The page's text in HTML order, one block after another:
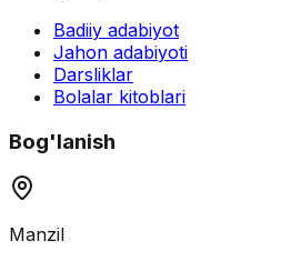
Badiiy adabiyot
Jahon adabiyoti
Darsliklar
Bolalar kitoblari
Bog'lanish
Manzil